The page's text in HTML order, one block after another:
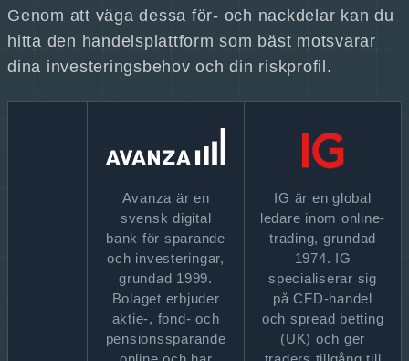
Genom att väga dessa för- och nackdelar kan du
hitta den handelsplattform som bäst motsvarar
dina investeringsbehov och din riskprofil.
Avanza är en
svensk digital
bank för sparande
och investeringar,
grundad 1999.
Bolaget erbjuder
aktie-, fond- och
pensionssparande
IG är en global
ledare inom online-
trading, grundad
1974. IG
specialiserar sig
på CFD-handel
och spread betting
(UK) och ger